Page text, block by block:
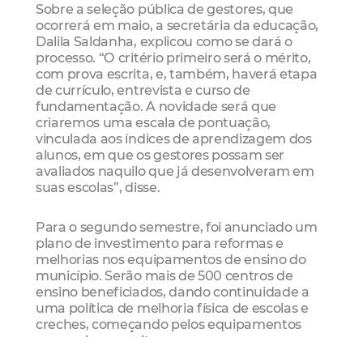
Sobre a seleção pública de gestores, que
ocorrerá em maio, a secretária da educação,
Dalila Saldanha, explicou como se dará o
processo. “O critério primeiro será o mérito,
com prova escrita, e, também, haverá etapa
de currículo, entrevista e curso de
fundamentação. A novidade será que
criaremos uma escala de pontuação,
vinculada aos índices de aprendizagem dos
alunos, em que os gestores possam ser
avaliados naquilo que já desenvolveram em
suas escolas”, disse.
Para o segundo semestre, foi anunciado um
plano de investimento para reformas e
melhorias nos equipamentos de ensino do
município. Serão mais de 500 centros de
ensino beneficiados, dando continuidade a
uma política de melhoria física de escolas e
creches, começando pelos equipamentos
que mais necessitam.